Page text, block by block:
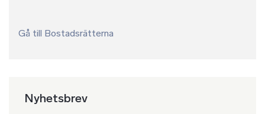
Gå till Bostadsrätterna
Nyhetsbrev